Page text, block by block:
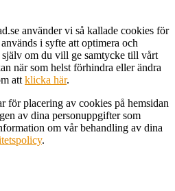
använder vi så kallade cookies för
i syfte att optimera och
om du vill ge samtycke till vårt
när som helst förhindra eller ändra
att klicka här.
för placering av cookies på hemsidan
av dina personuppgifter som
om vår behandling av dina
.